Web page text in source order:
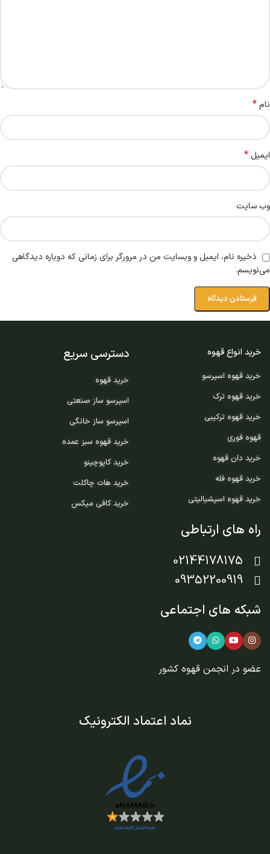
نام*
ایمیل *
وب‌ سایت
ذخیره نام، ایمیل و وبسایت من در مرورگر برای زمانی که دوباره دیدگاهی
می‌نویسم.
خرید انواع قهوه
خرید قهوه اسپرسو
خرید قهوه ترک
خرید قهوه ترکیبی
قهوه فوری
خرید دان قهوه
خرید قهوه فله
خرید قهوه اسپشیالیتی
دسترسی سریع
خرید قهوه
اسپرسو ساز صنعتی
اسپرسو ساز خانگی
خرید قهوه سبز عمده
خرید کاپوچینو
خرید هات چاکلت
خرید کافی میکس
راه های ارتباطی
02144178175
09352200919
شبکه های اجتماعی
عضو در انجمن قهوه کشور
نماد اعتماد الکترونیک